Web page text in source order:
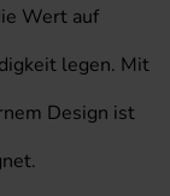
Wert auf
legen. Mit
Design ist